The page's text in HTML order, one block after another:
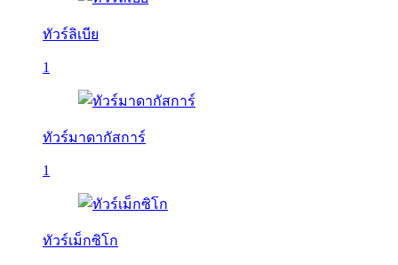
ทัวร์ลิเบีย
1
ทัวร์มาดากัสการ์
1
ทัวร์เม็กซิโก